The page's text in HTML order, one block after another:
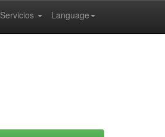
Language
Servicios